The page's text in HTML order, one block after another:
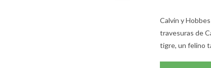
Calvin y
travesuras de
tigre, un felino